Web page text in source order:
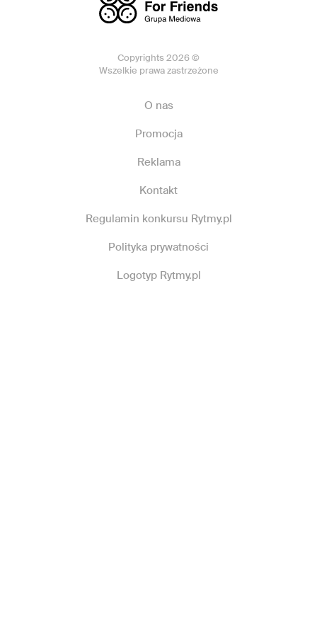
Copyrights 2026 ©
Wszelkie prawa zastrzeżone
O nas
Promocja
Reklama
Kontakt
Regulamin konkursu Rytmy.pl
Polityka prywatności
Logotyp Rytmy.pl